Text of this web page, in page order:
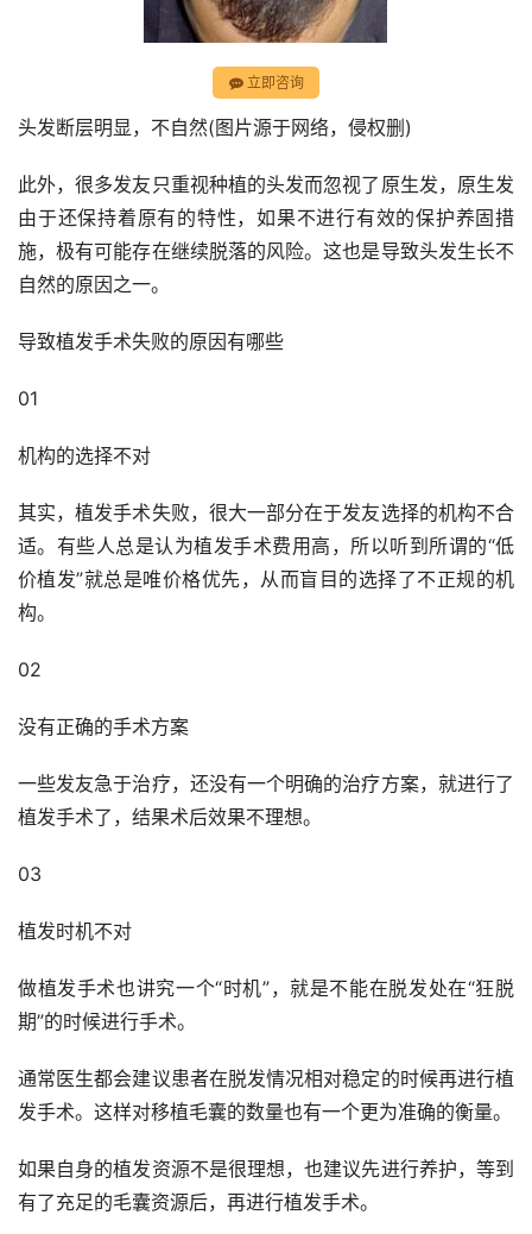
立即咨询
头发断层明显，不自然(图片源于网络，侵权删)
此外，很多发友只重视种植的头发而忽视了原生发，原生发
由于还保持着原有的特性，如果不进行有效的保护养固措
施，极有可能存在继续脱落的风险。这也是导致头发生长不
自然的原因之一。
导致植发手术失败的原因有哪些
01
机构的选择不对
其实，植发手术失败，很大一部分在于发友选择的机构不合
适。有些人总是认为植发手术费用高，所以听到所谓的“低
价植发”就总是唯价格优先，从而盲目的选择了不正规的机
构。
02
没有正确的手术方案
一些发友急于治疗，还没有一个明确的治疗方案，就进行了
植发手术了，结果术后效果不理想。
03
植发时机不对
做植发手术也讲究一个“时机”，就是不能在脱发处在“狂脱
期”的时候进行手术。
通常医生都会建议患者在脱发情况相对稳定的时候再进行植
发手术。这样对移植毛囊的数量也有一个更为准确的衡量。
如果自身的植发资源不是很理想，也建议先进行养护，等到
有了充足的毛囊资源后，再进行植发手术。